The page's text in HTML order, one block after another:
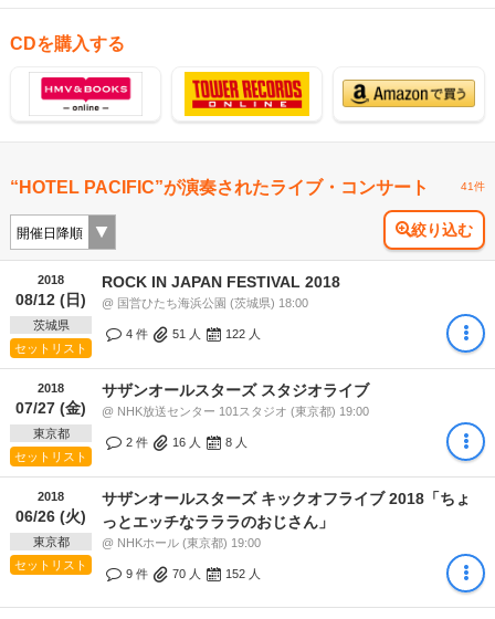
CDを購入する
“HOTEL PACIFIC”が演奏されたライブ・コンサート 41件
絞り込む
2018
08/12 (日)
茨城県
セットリスト
ROCK IN JAPAN FESTIVAL 2018
@ 国営ひたち海浜公園 (茨城県) 18:00
4 件 51 人 122 人
2018
07/27 (金)
東京都
セットリスト
サザンオールスターズ スタジオライブ
@ NHK放送センター 101スタジオ (東京都) 19:00
2 件 16 人 8 人
2018
06/26 (火)
東京都
セットリスト
サザンオールスターズ キックオフライブ 2018「ちょ
っとエッチなラララのおじさん」
@ NHKホール (東京都) 19:00
9 件 70 人 152 人